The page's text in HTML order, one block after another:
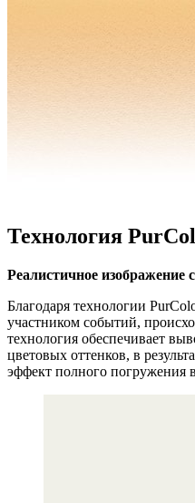
Технология
Реалистичное изображение
Благодаря технологии
участником событий,
технология обеспечивает
цветовых оттенков, в
эффект полного погружения